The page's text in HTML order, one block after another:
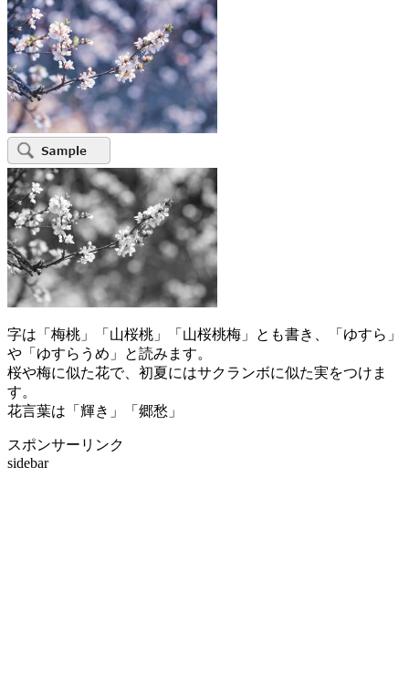
字は「梅桃」「山桜桃」「山桜桃梅」とも書き、「ゆすら」
や「ゆすらうめ」と読みます。
桜や梅に似た花で、初夏にはサクランボに似た実をつけま
す。
花言葉は「輝き」「郷愁」
スポンサーリンク
sidebar